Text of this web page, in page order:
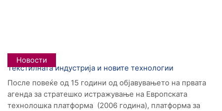
Новости
Текстилната индустрија и новите технологии
После повеќе од 15 години од објавувањето на првата
агенда за стратешко истражување на Европската
технолошка платформа (2006 година), платформа за